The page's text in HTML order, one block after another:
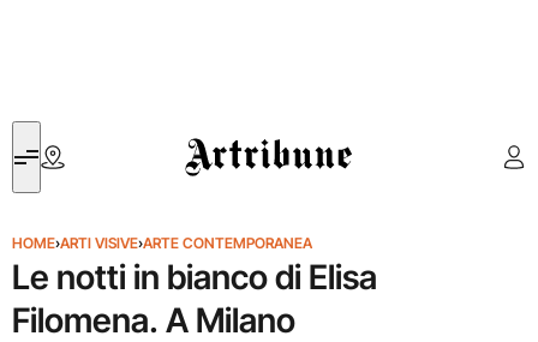
Artribune
HOME›ARTI VISIVE›ARTE CONTEMPORANEA
Le notti in bianco di Elisa
Filomena. A Milano